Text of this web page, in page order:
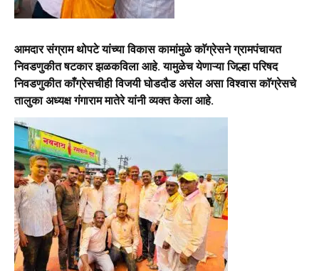
आमदार संग्राम थोपटे यांच्या विकास कामांमुळे काॅग्रेसने ग्रामपंचायत
निवडणुकीत षटकार झळकविला आहे. यामुळेच येणाऱ्या जिल्हा परिषद
निवडणुकीत काँग्रेसचीही विजयी घोडदौड असेल असा विश्वास काॅग्रेसचे
तालुका अध्यक्ष गंगाराम मातेरे यांनी व्यक्त केला आहे.